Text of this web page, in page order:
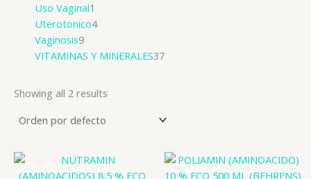
Uso Vaginal1
Uterotonico4
Vaginosis9
VITAMINAS Y MINERALES37
Showing all 2 results